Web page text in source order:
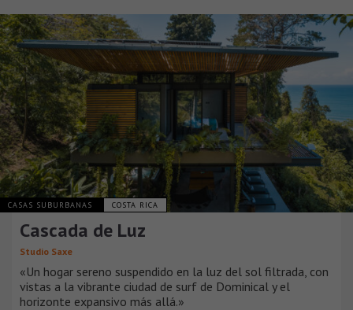
CASAS SUBURBANAS COSTA RICA
Cascada de Luz
Studio Saxe
«Un hogar sereno suspendido en la luz del sol filtrada, con
vistas a la vibrante ciudad de surf de Dominical y el
horizonte expansivo más allá.»